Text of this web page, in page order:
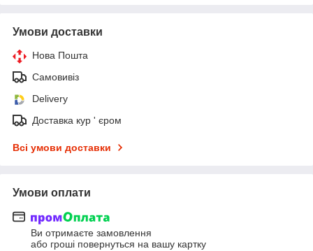
Умови доставки
Нова Пошта
Самовивіз
Delivery
Доставка кур ' єром
Всі умови доставки
Умови оплати
Ви отримаєте замовлення
або гроші повернуться на вашу картку